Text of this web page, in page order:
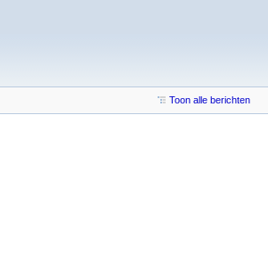
Toon alle berichten